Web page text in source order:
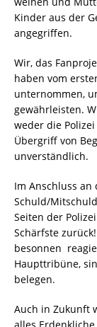
Kinder aus der
angegriffen.
Wir, das
haben vom
unternommen,
gewährleisten.
weder die
Übergriff von
unverständlich.
Im Anschluss
Schuld/
Seiten der
Schärfste
besonnen
Haupttribüne,
belegen.
Auch in Zukunft